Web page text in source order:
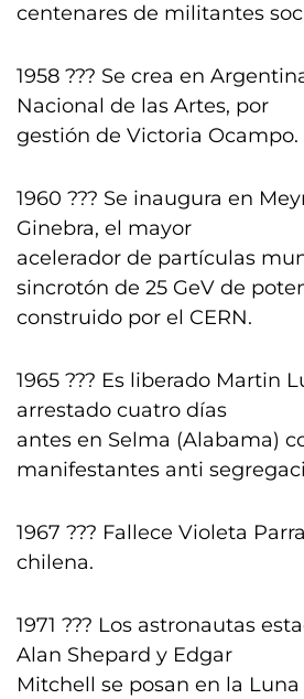
centenares de militantes
1958 ??? Se crea en
Nacional de las Artes, por
gestión de Victoria Ocampo.
1960 ??? Se inaugura en
Ginebra, el mayor
acelerador de partículas
sincrotón de 25 GeV de
construido por el CERN.
1965 ??? Es liberado Martin
arrestado cuatro días
antes en Selma (Alabama)
manifestantes anti
1967 ??? Fallece Violeta
chilena.
1971 ??? Los astronautas
Alan Shepard y Edgar
Mitchell se posan en la